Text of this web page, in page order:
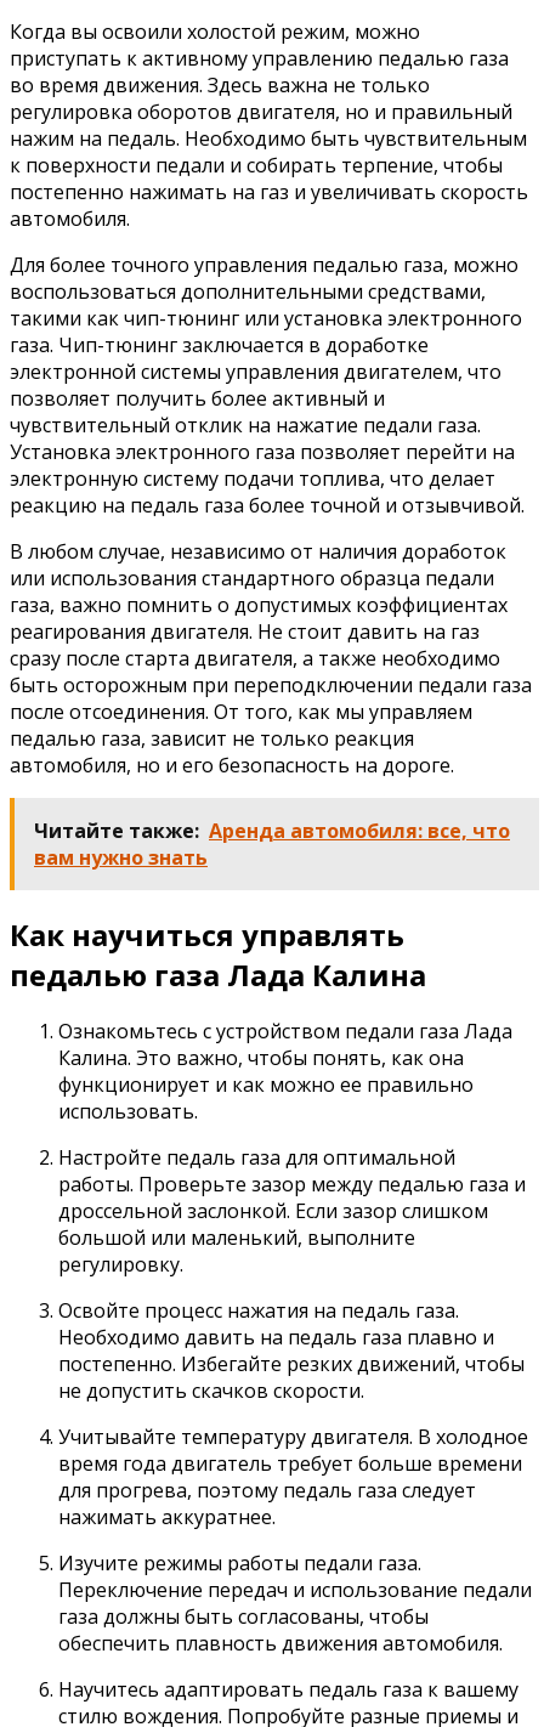
Когда вы освоили холостой режим, можно
приступать к активному управлению педалью газа
во время движения. Здесь важна не только
регулировка оборотов двигателя, но и правильный
нажим на педаль. Необходимо быть чувствительным
к поверхности педали и собирать терпение, чтобы
постепенно нажимать на газ и увеличивать скорость
автомобиля.
Для более точного управления педалью газа, можно
воспользоваться дополнительными средствами,
такими как чип-тюнинг или установка электронного
газа. Чип-тюнинг заключается в доработке
электронной системы управления двигателем, что
позволяет получить более активный и
чувствительный отклик на нажатие педали газа.
Установка электронного газа позволяет перейти на
электронную систему подачи топлива, что делает
реакцию на педаль газа более точной и отзывчивой.
В любом случае, независимо от наличия доработок
или использования стандартного образца педали
газа, важно помнить о допустимых коэффициентах
реагирования двигателя. Не стоит давить на газ
сразу после старта двигателя, а также необходимо
быть осторожным при переподключении педали газа
после отсоединения. От того, как мы управляем
педалью газа, зависит не только реакция
автомобиля, но и его безопасность на дороге.
Читайте также: Аренда автомобиля: все, что
вам нужно знать
Как научиться управлять
педалью газа Лада Калина
Ознакомьтесь с устройством педали газа Лада
Калина. Это важно, чтобы понять, как она
функционирует и как можно ее правильно
использовать.
Настройте педаль газа для оптимальной
работы. Проверьте зазор между педалью газа и
дроссельной заслонкой. Если зазор слишком
большой или маленький, выполните
регулировку.
Освойте процесс нажатия на педаль газа.
Необходимо давить на педаль газа плавно и
постепенно. Избегайте резких движений, чтобы
не допустить скачков скорости.
Учитывайте температуру двигателя. В холодное
время года двигатель требует больше времени
для прогрева, поэтому педаль газа следует
нажимать аккуратнее.
Изучите режимы работы педали газа.
Переключение передач и использование педали
газа должны быть согласованы, чтобы
обеспечить плавность движения автомобиля.
Научитесь адаптировать педаль газа к вашему
стилю вождения. Попробуйте разные приемы и